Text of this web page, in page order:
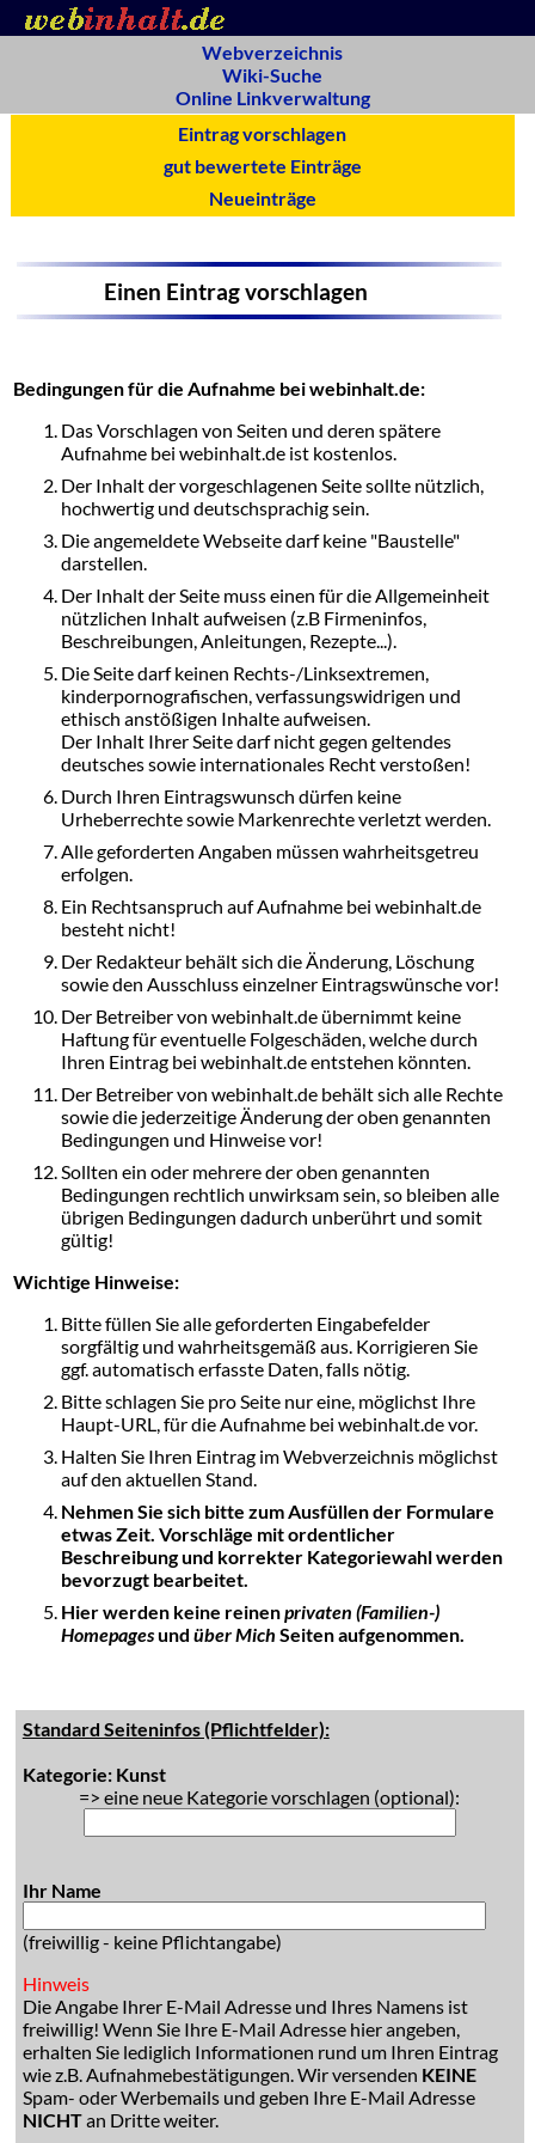
Webverzeichnis
Wiki-Suche
Online Linkverwaltung
Eintrag vorschlagen
gut bewertete Einträge
Neueinträge
Einen Eintrag vorschlagen
Bedingungen für die Aufnahme bei webinhalt.de:
Das Vorschlagen von Seiten und deren spätere
Aufnahme bei webinhalt.de ist kostenlos.
Der Inhalt der vorgeschlagenen Seite sollte nützlich,
hochwertig und deutschsprachig sein.
Die angemeldete Webseite darf keine "Baustelle"
darstellen.
Der Inhalt der Seite muss einen für die Allgemeinheit
nützlichen Inhalt aufweisen (z.B Firmeninfos,
Beschreibungen, Anleitungen, Rezepte...).
Die Seite darf keinen Rechts-/Linksextremen,
kinderpornografischen, verfassungswidrigen und
ethisch anstößigen Inhalte aufweisen.
Der Inhalt Ihrer Seite darf nicht gegen geltendes
deutsches sowie internationales Recht verstoßen!
Durch Ihren Eintragswunsch dürfen keine
Urheberrechte sowie Markenrechte verletzt werden.
Alle geforderten Angaben müssen wahrheitsgetreu
erfolgen.
Ein Rechtsanspruch auf Aufnahme bei webinhalt.de
besteht nicht!
Der Redakteur behält sich die Änderung, Löschung
sowie den Ausschluss einzelner Eintragswünsche vor!
Der Betreiber von webinhalt.de übernimmt keine
Haftung für eventuelle Folgeschäden, welche durch
Ihren Eintrag bei webinhalt.de entstehen könnten.
Der Betreiber von webinhalt.de behält sich alle Rechte
sowie die jederzeitige Änderung der oben genannten
Bedingungen und Hinweise vor!
Sollten ein oder mehrere der oben genannten
Bedingungen rechtlich unwirksam sein, so bleiben alle
übrigen Bedingungen dadurch unberührt und somit
gültig!
Wichtige Hinweise:
Bitte füllen Sie alle geforderten Eingabefelder
sorgfältig und wahrheitsgemäß aus. Korrigieren Sie
ggf. automatisch erfasste Daten, falls nötig.
Bitte schlagen Sie pro Seite nur eine, möglichst Ihre
Haupt-URL, für die Aufnahme bei webinhalt.de vor.
Halten Sie Ihren Eintrag im Webverzeichnis möglichst
auf den aktuellen Stand.
Nehmen Sie sich bitte zum Ausfüllen der Formulare
etwas Zeit. Vorschläge mit ordentlicher
Beschreibung und korrekter Kategoriewahl werden
bevorzugt bearbeitet.
Hier werden keine reinenprivaten (Familien-)
Homepagesund über Mich Seiten aufgenommen.
Standard Seiteninfos (Pflichtfelder):
Kategorie: Kunst
=> eine neue Kategorie vorschlagen (optional):
Ihr Name
(freiwillig - keine Pflichtangabe)
Hinweis
Die Angabe Ihrer E-Mail Adresse und Ihres Namens ist
freiwillig! Wenn Sie Ihre E-Mail Adresse hier angeben,
erhalten Sie lediglich Informationen rund um Ihren Eintrag
wie z.B. Aufnahmebestätigungen. Wir versenden KEINE
Spam- oder Werbemails und geben Ihre E-Mail Adresse
NICHTan Dritte weiter.